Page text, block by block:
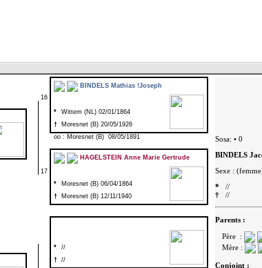
16
BINDELS Mathias !Joseph
*
Wittem (NL) 02/01/1864
†
Moresnet (B) 20/05/1926
oo : Moresnet (B) 08/05/1891
17
HAGELSTEIN Anne Marie Gertrude
*
Moresnet (B) 06/04/1864
†
Moresnet (B) 12/11/1940
*
//
† //